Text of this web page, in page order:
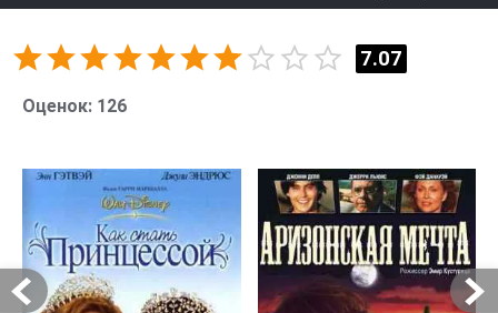
7.07
Оценок: 126